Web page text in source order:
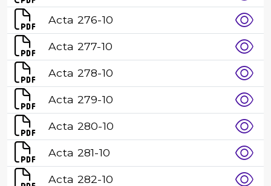
Acta 276-10
Acta 277-10
Acta 278-10
Acta 279-10
Acta 280-10
Acta 281-10
Acta 282-10